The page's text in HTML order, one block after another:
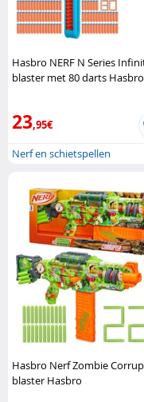
Hasbro NERF N Series
blaster met 80 darts Hasbro
23,95€
Nerf en schietspellen
Hasbro Nerf Zombie
blaster Hasbro